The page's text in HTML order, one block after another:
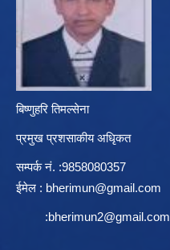
बिष्णुहरि तिमल्सेना
प्रमुख प्रशसाकीय अधिृकत
सम्पर्क न‌ं. :9858080357
ईमेल : bherimun@gmail.com
:bherimun2@gmail.com